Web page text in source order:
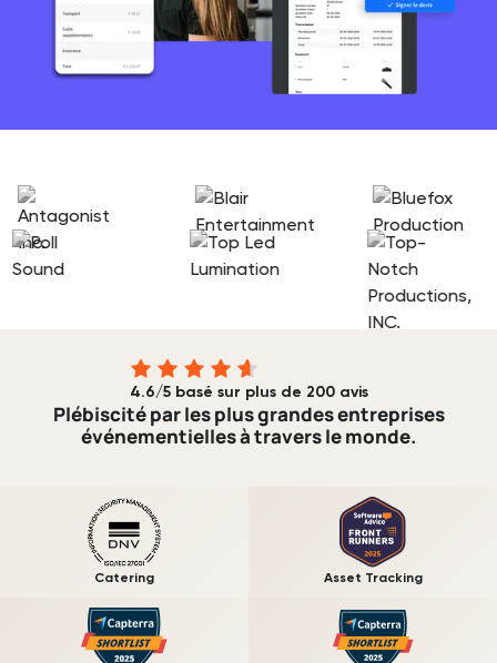
4.6/5 basé sur plus de 200 avis
Plébiscité par les plus grandes entreprises
événementielles à travers le monde.
Catering Asset Tracking